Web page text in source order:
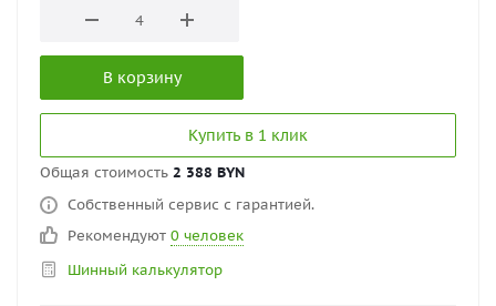
В корзину
Купить в 1 клик
Общая стоимость 2 388 BYN
Собственный сервис с гарантией.
Рекомендуют 0 человек
Шинный калькулятор